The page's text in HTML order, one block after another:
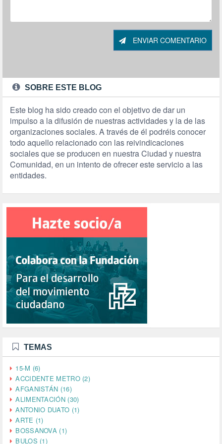
ENVIAR COMENTARIO
SOBRE ESTE BLOG
Este blog ha sido creado con el objetivo de dar un
impulso a la difusión de nuestras actividades y la de las
organizaciones sociales. A través de él podréis conocer
todo aquello relacionado con las reivindicaciones
sociales que se producen en nuestra Ciudad y nuestra
Comunidad, en un intento de ofrecer este servicio a las
entidades.
TEMAS
15-M (6)
ACCIDENTE METRO (2)
AFGANISTÁN (16)
ALIMENTACIÓN (30)
ANTONIO DUATO (1)
ARTE (1)
BOSSANOVA (1)
BULOS (1)